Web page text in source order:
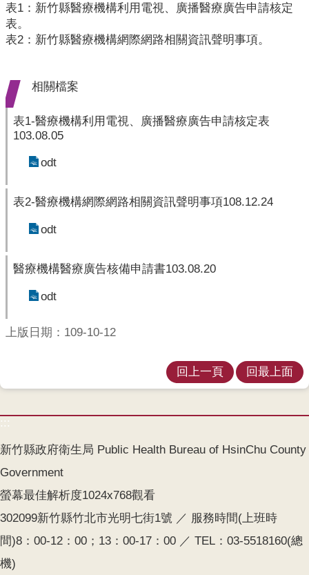
區
主
區
便
民
務
政
府
資
開
各
生
核
素
測
驗
兒
表1：新竹縣醫療機構利用電視、廣播醫療廣告申請核定
表。
表2：新竹縣醫療機構網際網路相關資訊聲明事項。
相關檔案
表1-醫療機構利用電視、廣播醫療廣告申請核定表
103.08.05
odt
表2-醫療機構網際網路相關資訊聲明事項108.12.24
odt
醫療機構醫療廣告核備申請書103.08.20
odt
上版日期：109-10-12
回上一頁 回最上面
:::
新竹縣政府衛生局 Public Health Bureau of HsinChu County
Government
螢幕最佳解析度1024x768觀看
302099新竹縣竹北市光明七街1號 ／ 服務時間(上班時
間)8：00-12：00；13：00-17：00 ／ TEL：03-5518160(總
機)